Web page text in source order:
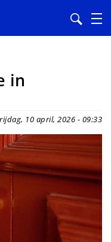
in
10 april, 2026 - 09:33